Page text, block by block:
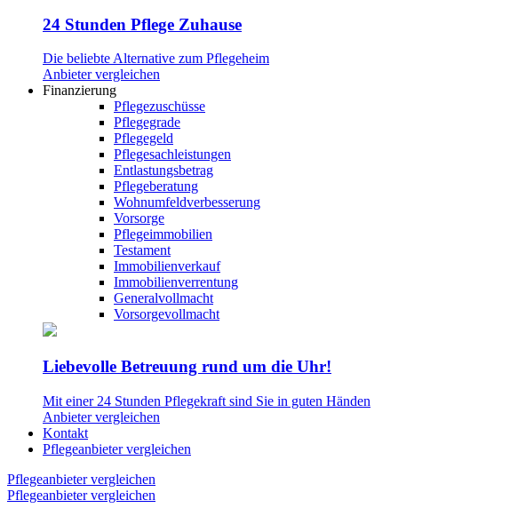
24 Stunden Pflege Zuhause
Die beliebte Alternative zum Pflegeheim
Anbieter vergleichen
Finanzierung
Pflegezuschüsse
Pflegegrade
Pflegegeld
Pflegesachleistungen
Entlastungsbetrag
Pflegeberatung
Wohnumfeldverbesserung
Vorsorge
Pflegeimmobilien
Testament
Immobilienverkauf
Immobilienverrentung
Generalvollmacht
Vorsorgevollmacht
Liebevolle Betreuung rund um die Uhr!
Mit einer 24 Stunden Pflegekraft sind Sie in guten Händen
Anbieter vergleichen
Kontakt
Pflegeanbieter vergleichen
Pflegeanbieter vergleichen
Pflegeanbieter vergleichen